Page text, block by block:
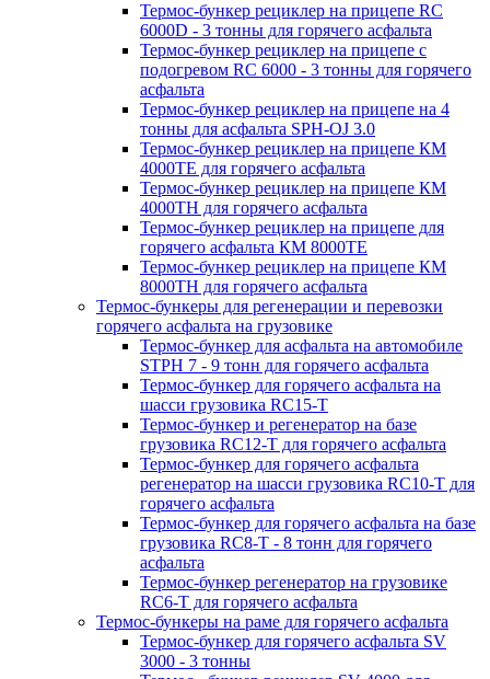
Термос-бункер рециклер на прицепе RC
6000D - 3 тонны для горячего асфальта
Термос-бункер рециклер на прицепе с
подогревом RC 6000 - 3 тонны для горячего
асфальта
Термос-бункер рециклер на прицепе на 4
тонны для асфальта SPH-OJ 3.0
Термос-бункер рециклер на прицепе КМ
4000ТЕ для горячего асфальта
Термос-бункер рециклер на прицепе КМ
4000ТН для горячего асфальта
Термос-бункер рециклер на прицепе для
горячего асфальта КМ 8000ТЕ
Термос-бункер рециклер на прицепе КМ
8000ТH для горячего асфальта
Термос-бункеры для регенерации и перевозки
горячего асфальта на грузовике
Термос-бункер для асфальта на автомобиле
STPH 7 - 9 тонн для горячего асфальта
Термос-бункер для горячего асфальта на
шасси грузовика RC15-T
Термос-бункер и регенератор на базе
грузовика RC12-T для горячего асфальта
Термос-бункер для горячего асфальта
регенератор на шасси грузовика RC10-T для
горячего асфальта
Термос-бункер для горячего асфальта на базе
грузовика RC8-T - 8 тонн для горячего
асфальта
Термос-бункер регенератор на грузовикe
RC6-T для горячего асфальта
Термос-бункеры на раме для горячего асфальта
Термос-бункер для горячего асфальта SV
3000 - 3 тонны